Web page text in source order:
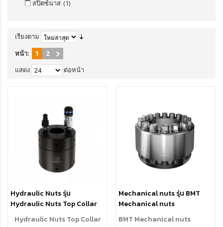
สปิตซ์นาส (1)
เรียงตาม
หน้า:
1
2
แสดง
ต่อหน้า
Hydraulic Nuts รุ่น
Hydraulic Nuts Top Collar
Hydraulic Nuts Top Collar
Mechanical nuts รุ่น BMT
Mechanical nuts
BMT Mechanical nuts